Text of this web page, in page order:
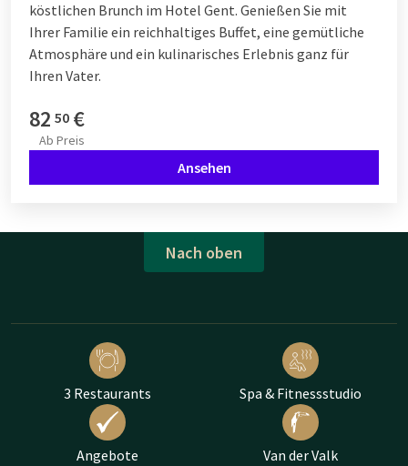
köstlichen Brunch im Hotel Gent. Genießen Sie mit
Ihrer Familie ein reichhaltiges Buffet, eine gemütliche
Atmosphäre und ein kulinarisches Erlebnis ganz für
Ihren Vater.
82 50 €
Ab Preis
Ansehen
Nach oben
3 Restaurants Spa & Fitnessstudio
Angebote Van der Valk